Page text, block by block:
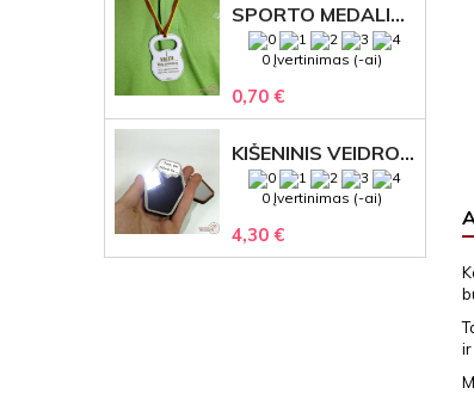
SPORTO MEDALIS "STIPRUOLIS" SU GRAVIRUOTU TEKSTU
0 Įvertinimas (-ai)
0,70 €
KIŠENINIS VEIDRODĖLIS
0 Įvertinimas (-ai)
4,30 €
ir